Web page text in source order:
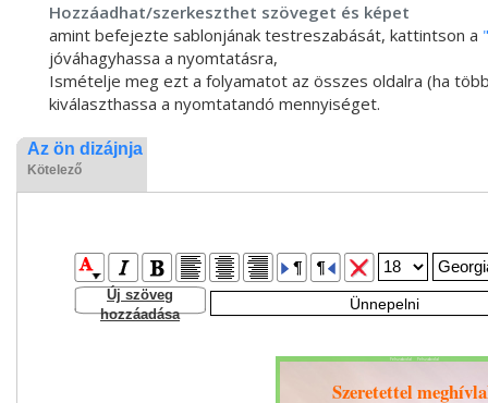
Hozzáadhat/szerkeszthet szöveget és képet
amint befejezte sablonjának testreszabását, kattintson a
jóváhagyhassa a nyomtatásra,
Ismételje meg ezt a folyamatot az összes oldalra (ha
kiválaszthassa a nyomtatandó mennyiséget.
Az ön dizájnja
Kötelező